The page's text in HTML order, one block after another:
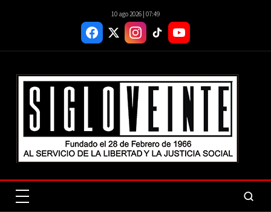
10 ago 2026 | 07:49